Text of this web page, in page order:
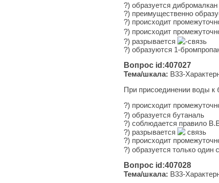
?) об­ра­зу­ет­ся дибромалкан
?) пре­иму­ще­ствен­но
?) про­ис­хо­дит
?) про­ис­хо­дит
?) раз­ры­ва­ет­ся
-связь
?) об­ра­зу­ют­ся 1-
Вопрос id:407027
Тема/шкала: B33-
При присоединении воды к
?) про­ис­хо­дит
?) об­ра­зу­ет­ся бутаналь
?) со­блю­да­ет­ся пра­ви­ло
?) раз­ры­ва­ет­ся
связь
?) про­ис­хо­дит
?) об­ра­зу­ет­ся толь­ко один
Вопрос id:407028
Тема/шкала: B33-